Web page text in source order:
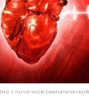
с почечной симпатической